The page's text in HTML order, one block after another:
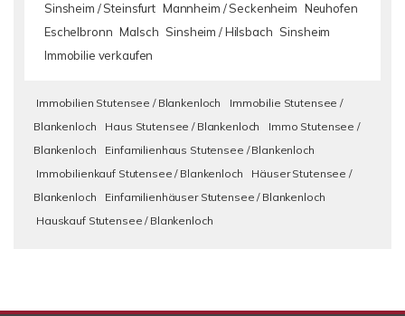
Sinsheim / Steinsfurt Mannheim / Seckenheim Neuhofen
Eschelbronn Malsch Sinsheim / Hilsbach Sinsheim
Immobilie verkaufen
Immobilien Stutensee / Blankenloch
Immobilie Stutensee /
Blankenloch
Haus Stutensee / Blankenloch
Immo Stutensee /
Blankenloch
Einfamilienhaus Stutensee / Blankenloch
Immobilienkauf Stutensee / Blankenloch
Häuser Stutensee /
Blankenloch
Einfamilienhäuser Stutensee / Blankenloch
Hauskauf Stutensee / Blankenloch